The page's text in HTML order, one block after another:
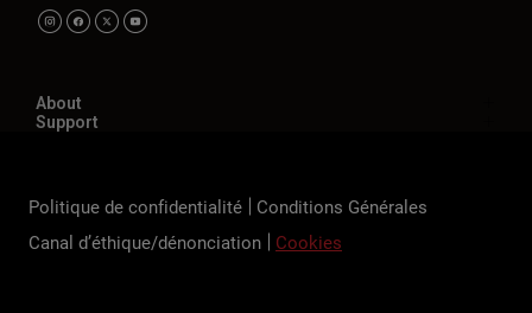
About
Support
Politique de confidentialité
Conditions Générales
Canal d’éthique/dénonciation
Cookies